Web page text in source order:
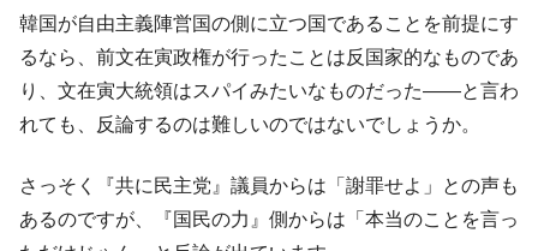
『Money1』
韓国K9専用砲弾･装薬自動供給装甲車両･珍
兵器「K10」が改良に乗り出す。
『Money1』
韓国「2026年07月の輸出入」絶好調。半導
体だけで410億ドル、輸出全体の41％もある
や、若者に起業させよう」⇒ どんな雇用対策だソレ。
『Money1』
【韓国の外貨準備】2026年07月は4,279億ド
韓国が自由主義陣営国の側に立つ国であることを前提にす
るなら、前文在寅政権が行ったことは反国家的なものであ
り、文在寅大統領はスパイみたいなものだった――と言わ
れても、反論するのは難しいのではないでしょうか。
さっそく『共に民主党』議員からは「謝罪せよ」との声も
あるのですが、『国民の力』側からは「本当のことを言っ